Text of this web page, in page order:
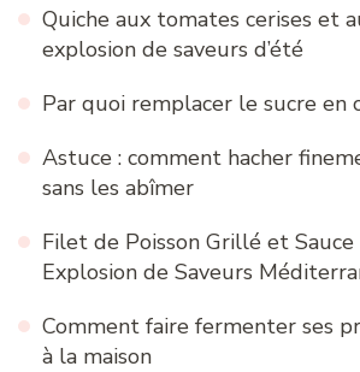
Quiche aux tomates cerises et
explosion de saveurs d’été
Par quoi remplacer le sucre en
Astuce : comment hacher
sans les abîmer
Filet de Poisson Grillé et
Explosion de Saveurs
Comment faire fermenter ses
à la maison